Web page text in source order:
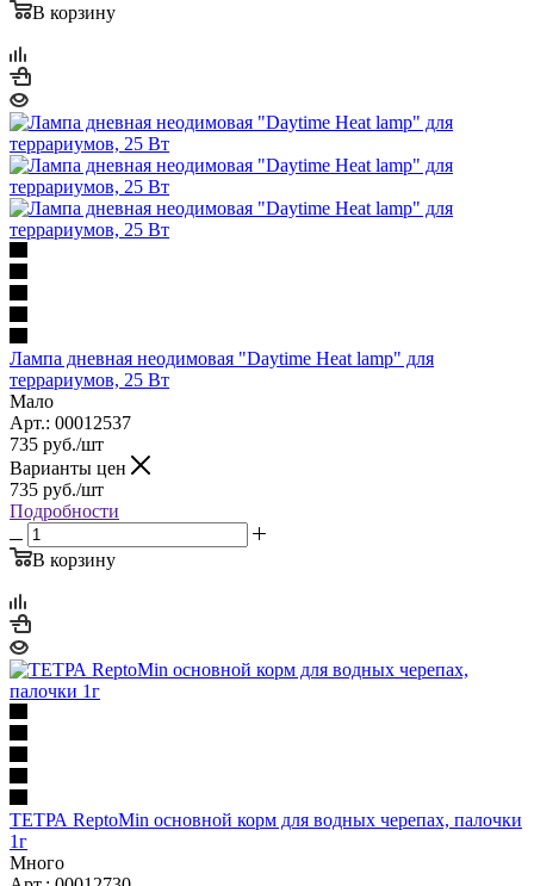
В корзину
Лампа дневная неодимовая "Daytime Heat lamp" для
террариумов, 25 Вт
Мало
Арт.: 00012537
735 руб./шт
Варианты цен
735 руб./шт
Подробности
В корзину
ТЕТРА ReptoMin основной корм для водных черепах, палочки
1г
Много